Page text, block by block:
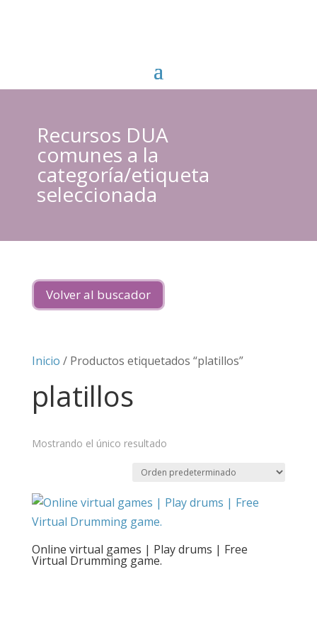
Recursos DUA
comunes a la
categoría/etiqueta
seleccionada
Volver al buscador
Inicio / Productos etiquetados “platillos”
platillos
Mostrando el único resultado
Online virtual games | Play drums | Free
Virtual Drumming game.